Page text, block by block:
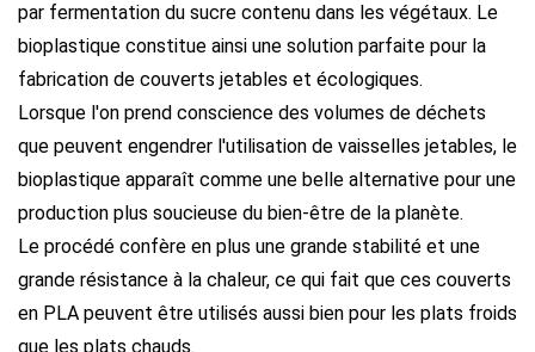
par fermentation du sucre contenu dans les végétaux. Le
bioplastique constitue ainsi une solution parfaite pour la
fabrication de couverts jetables et écologiques.
Lorsque l'on prend conscience des volumes de déchets
que peuvent engendrer l'utilisation de vaisselles jetables, le
bioplastique apparaît comme une belle alternative pour une
production plus soucieuse du bien-être de la planète.
Le procédé confère en plus une grande stabilité et une
grande résistance à la chaleur, ce qui fait que ces couverts
en PLA peuvent être utilisés aussi bien pour les plats froids
que les plats chauds.